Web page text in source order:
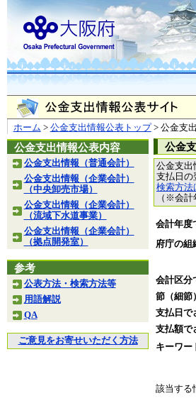
ホーム > 公金支出情報公表トップ> 公金支
公金支出情報公表内容
公金支出情報（普通会計）
公金支出情報（企業会計）
（中央卸売市場）
公金支出情報（企業会計）
（流域下水道事業）
公金支出情報（企業会計）
（拠点開発室）
参考
公表方法・検索方法等
用語解説
QA
ご意見をお寄せいただく方法
公金
公金支出
支払日の
検索方法
（※会
会計年度
府庁の組
会計区分
節（細節
支払日で
支払額で
キーワー
該当する